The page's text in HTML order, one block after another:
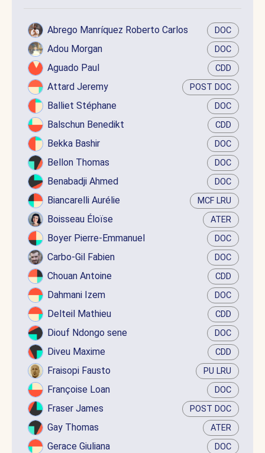
Abrego Manríquez Roberto Carlos DOC
Adou Morgan DOC
Aguado Paul CDD
Attard Jeremy POST DOC
Balliet Stéphane DOC
Balschun Benedikt CDD
Bekka Bashir DOC
Bellon Thomas DOC
Benabadji Ahmed DOC
Biancarelli Aurélie MCF LRU
Boisseau Éloïse ATER
Boyer Pierre-Emmanuel DOC
Carbo-Gil Fabien DOC
Chouan Antoine CDD
Dahmani Izem DOC
Delteil Mathieu CDD
Diouf Ndongo sene DOC
Diveu Maxime CDD
Fraisopi Fausto PU LRU
Françoise Loan DOC
Fraser James POST DOC
Gay Thomas ATER
Gerace Giuliana DOC